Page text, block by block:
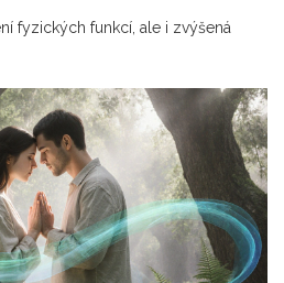
fyzických funkcí, ale i zvýšená